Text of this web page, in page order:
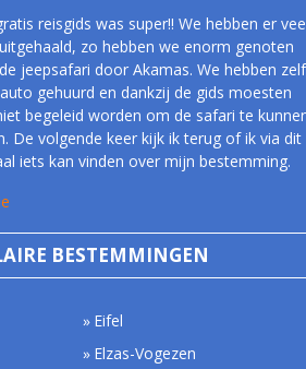
reisgids was super!! We hebben er
zo hebben we enorm genoten
jeepsafari door Akamas. We hebben zelf
gehuurd en dankzij de gids moesten
begeleid worden om de safari te
De volgende keer kijk ik terug of ik via dit
iets kan vinden over mijn bestemming.
BESTEMMINGEN
Eifel
Elzas-Vogezen